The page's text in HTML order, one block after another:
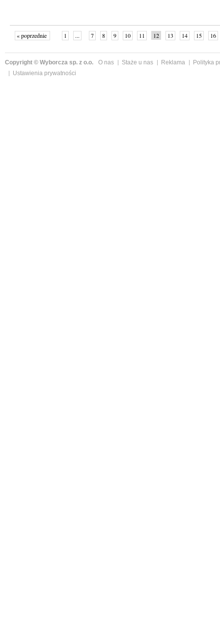
« poprzednie 1 ... 7 8 9 10 11 12 13 14 15 16
Copyright © Wyborcza sp. z o.o. O nas Staże u nas Reklama
Polityka
Ustawienia prywatności